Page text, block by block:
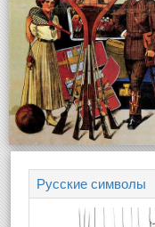
Русские символы